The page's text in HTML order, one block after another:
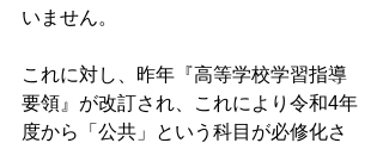
いません。
これに対し、昨年『高等学校学習指導
要領』が改訂され、これにより令和4年
度から「公共」という科目が必修化さ